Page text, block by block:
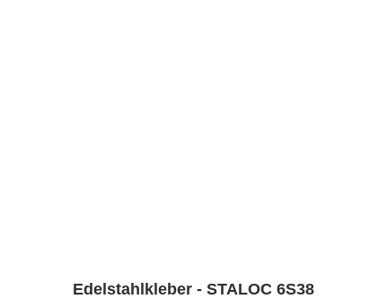
Edelstahlkleber - STALOC 6S38